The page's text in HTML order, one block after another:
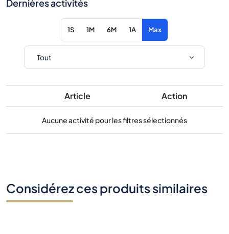
Dernières activités
1S 1M 6M 1A Max
Article Action
Aucune activité pour les filtres sélectionnés
Considérez ces produits similaires